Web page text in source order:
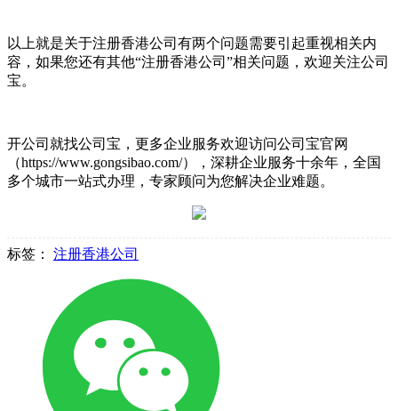
以上就是关于注册香港公司有两个问题需要引起重视相关内
容，如果您还有其他“注册香港公司”相关问题，欢迎关注公司
宝。
开公司就找公司宝，更多企业服务欢迎访问公司宝官网
（https://www.gongsibao.com/），深耕企业服务十余年，全国
多个城市一站式办理，专家顾问为您解决企业难题。
标签： 注册香港公司